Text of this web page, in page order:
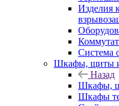
Изделия
Система
Шкафы, щиты
Назад
Шкафы,
Шкафы